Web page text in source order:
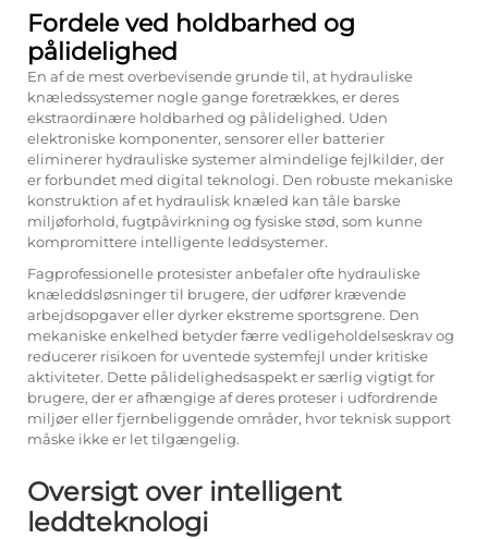
Fordele ved holdbarhed og
pålidelighed
En af de mest overbevisende grunde til, at hydrauliske
knæledssystemer nogle gange foretrækkes, er deres
ekstraordinære holdbarhed og pålidelighed. Uden
elektroniske komponenter, sensorer eller batterier
eliminerer hydrauliske systemer almindelige fejlkilder, der
er forbundet med digital teknologi. Den robuste mekaniske
konstruktion af et hydraulisk knæled kan tåle barske
miljøforhold, fugtpåvirkning og fysiske stød, som kunne
kompromittere intelligente leddsystemer.
Fagprofessionelle protesister anbefaler ofte hydrauliske
knæleddsløsninger til brugere, der udfører krævende
arbejdsopgaver eller dyrker ekstreme sportsgrene. Den
mekaniske enkelhed betyder færre vedligeholdelseskrav og
reducerer risikoen for uventede systemfejl under kritiske
aktiviteter. Dette pålidelighedsaspekt er særlig vigtigt for
brugere, der er afhængige af deres proteser i udfordrende
miljøer eller fjernbeliggende områder, hvor teknisk support
måske ikke er let tilgængelig.
Oversigt over intelligent
leddteknologi